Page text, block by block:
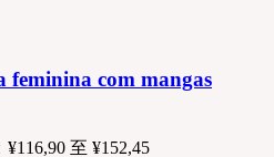
feminina com mangas
至 ¥152,45